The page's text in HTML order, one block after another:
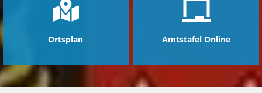
Ortsplan Amtstafel Online